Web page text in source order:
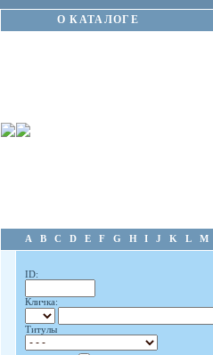
О КАТАЛОГЕ
A B C D E F G H I J K L M
ID:
Кличка:
Титулы